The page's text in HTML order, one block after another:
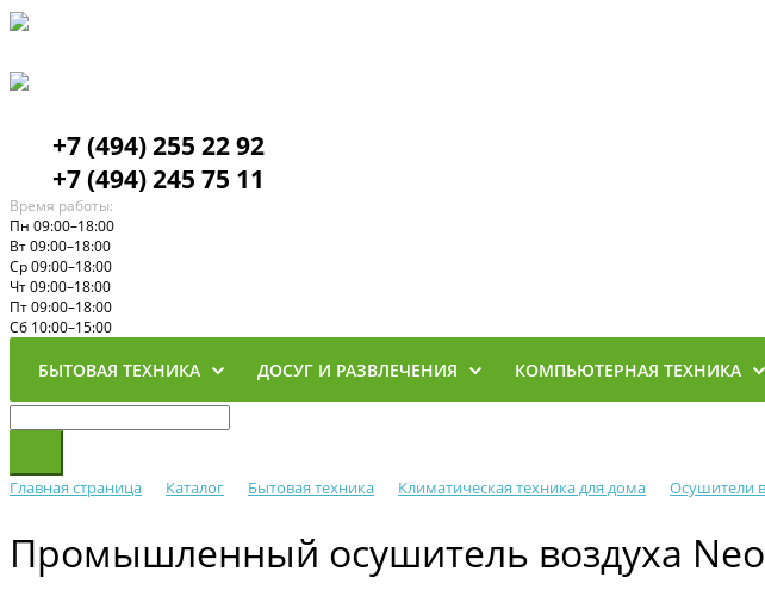
+7 (494) 255 22 92
+7 (494) 245 75 11
Время работы:
Пн 09:00–18:00
Вт 09:00–18:00
Ср 09:00–18:00
Чт 09:00–18:00
Пт 09:00–18:00
Сб 10:00–15:00
БЫТОВАЯ ТЕХНИКА ДОСУГ И РАЗВЛЕЧЕНИЯ КОМПЬЮТЕРНАЯ ТЕХНИКА
Главная страница Каталог Бытовая техника Климатическая техника для дома Осушители
Промышленный осушитель воздуха